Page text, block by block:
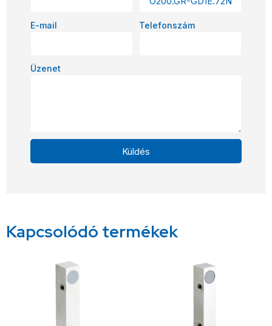
E-mail Telefonszám
Üzenet
Küldés
Kapcsolódó termékek